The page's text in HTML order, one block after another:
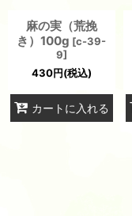
麻の実（荒挽
き）100g [c-39-
9]
430円(税込)
カートに入れる